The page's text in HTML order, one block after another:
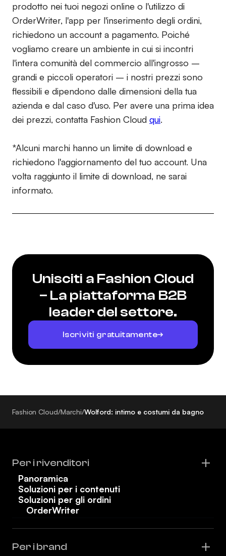
prodotto nei tuoi negozi online o l'utilizzo di
OrderWriter, l'app per l'inserimento degli ordini,
richiedono un account a pagamento. Poiché
vogliamo creare un ambiente in cui si incontri
l'intera comunità del commercio all'ingrosso –
grandi e piccoli operatori – i nostri prezzi sono
flessibili e dipendono dalle dimensioni della tua
azienda e dal caso d'uso. Per avere una prima idea
dei prezzi, contatta Fashion Cloud qui.
*Alcuni marchi hanno un limite di download e
richiedono l'aggiornamento del tuo account. Una
volta raggiunto il limite di download, ne sarai
informato.
Unisciti a Fashion Cloud
– La piattaforma B2B
leader del settore.
Iscriviti gratuitamente
Fashion Cloud/Marchi/Wolford: intimo e costumi da bagno
Per i rivenditori
Panoramica
Soluzioni per i contenuti
Soluzioni per gli ordini
OrderWriter
Per i brand